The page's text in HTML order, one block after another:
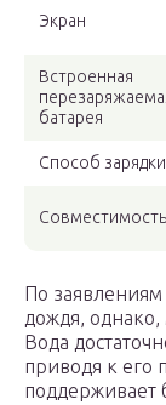
Экран
Встроенная
батарея
Способ зарядки
Совместимость
По заявлениям
дождя,
Вода
приводя к его
поддерживает